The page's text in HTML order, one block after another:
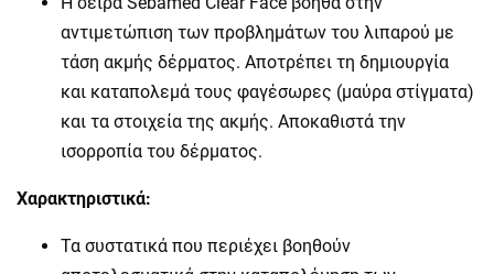
αντιμετώπιση των προβλημάτων του λιπαρού με
τάση ακμής δέρματος. Αποτρέπει τη δημιουργία
και καταπολεμά τους φαγέσωρες (μαύρα στίγματα)
και τα στοιχεία της ακμής. Αποκαθιστά την
ισορροπία του δέρματος.
Χαρακτηριστικά:
Τα συστατικά που περιέχει βοηθούν